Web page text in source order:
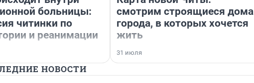
больницы:
читинки по
и реанимации
смотрим строящиеся дома
города, в которых хочется
жить
31 июля
НОВОСТИ